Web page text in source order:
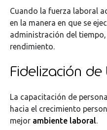
Cuando la fuerza laboral
en la manera en que se
administración del
rendimiento.
Fidelización de
La capacitación de
hacia el crecimiento
mejor ambiente laboral.